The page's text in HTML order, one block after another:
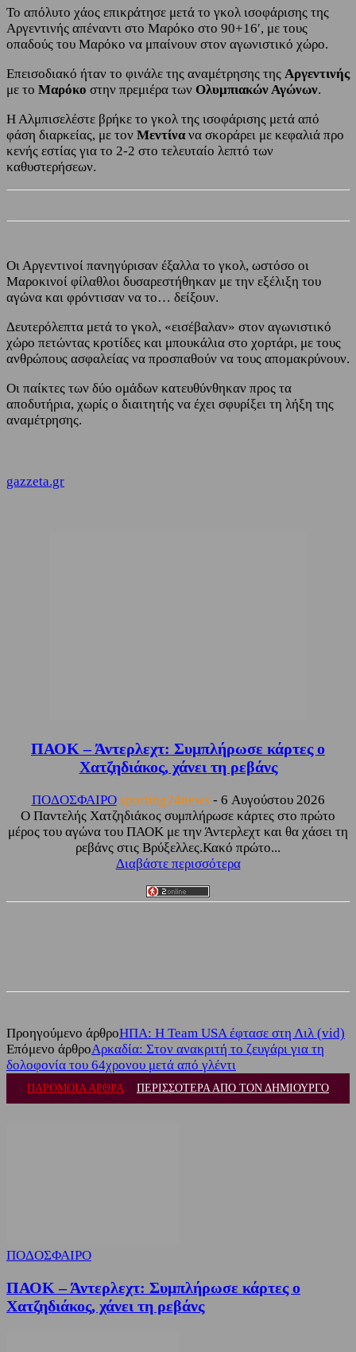
Το απόλυτο χάος επικράτησε μετά το γκολ ισοφάρισης της
Αργεντινής απέναντι στο Μαρόκο στο 90+16′, με τους
οπαδούς του Μαρόκο να μπαίνουν στον αγωνιστικό χώρο.
Επεισοδιακό ήταν το φινάλε της αναμέτρησης της Αργεντινής
με το Μαρόκο στην πρεμιέρα των Ολυμπιακών Αγώνων.
Η Αλμπισελέστε βρήκε το γκολ της ισοφάρισης μετά από
φάση διαρκείας, με τον Μεντίνανα σκοράρει με κεφαλιά προ
κενής εστίας για το 2-2 στο τελευταίο λεπτό των
καθυστερήσεων.
Οι Αργεντινοί πανηγύρισαν έξαλλα το γκολ, ωστόσο οι
Μαροκινοί φίλαθλοι δυσαρεστήθηκαν με την εξέλιξη του
αγώνα και φρόντισαν να το… δείξουν.
Δευτερόλεπτα μετά το γκολ, «εισέβαλαν» στον αγωνιστικό
χώρο πετώντας κροτίδες και μπουκάλια στο χορτάρι, με τους
ανθρώπους ασφαλείας να προσπαθούν να τους απομακρύνουν.
Οι παίκτες των δύο ομάδων κατευθύνθηκαν προς τα
αποδυτήρια, χωρίς ο διαιτητής να έχει σφυρίξει τη λήξη της
αναμέτρησης.
gazzeta.gr
ΠΑΟΚ – Άντερλεχτ: Συμπλήρωσε κάρτες ο
Χατζηδιάκος, χάνει τη ρεβάνς
ΠΟΔΟΣΦΑΙΡΟ sporting24news - 6 Αυγούστου 2026
Ο Παντελής Χατζηδιάκος συμπλήρωσε κάρτες στο πρώτο
μέρος του αγώνα του ΠΑΟΚ με την Άντερλεχτ και θα χάσει τη
ρεβάνς στις Βρύξελλες.Κακό πρώτο...
Διαβάστε περισσότερα
Προηγούμενο άρθροΗΠΑ: Η Team USA έφτασε στη Λιλ (vid)
Επόμενο άρθροΑρκαδία: Στον ανακριτή το ζευγάρι για τη
δολοφονία του 64χρονου μετά από γλέντι
ΠΑΡΟΜΟΙΑ ΑΡΘΡΑ ΠΕΡΙΣΣΟΤΕΡΑ ΑΠΟ ΤΟΝ ΔΗΜΙΟΥΡΓΟ
ΠΟΔΟΣΦΑΙΡΟ
ΠΑΟΚ – Άντερλεχτ: Συμπλήρωσε κάρτες ο
Χατζηδιάκος, χάνει τη ρεβάνς